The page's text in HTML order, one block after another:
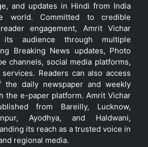
and updates in Hindi from India
world. Committed to credible
engagement, Amrit Vichar
audience through multiple
Breaking News updates, Photo
channels, social media platforms,
Readers can also access
daily newspaper and weekly
the e-paper platform. Amrit Vichar
from Bareilly, Lucknow,
Ayodhya, and Haldwani,
its reach as a trusted voice in
regional media.